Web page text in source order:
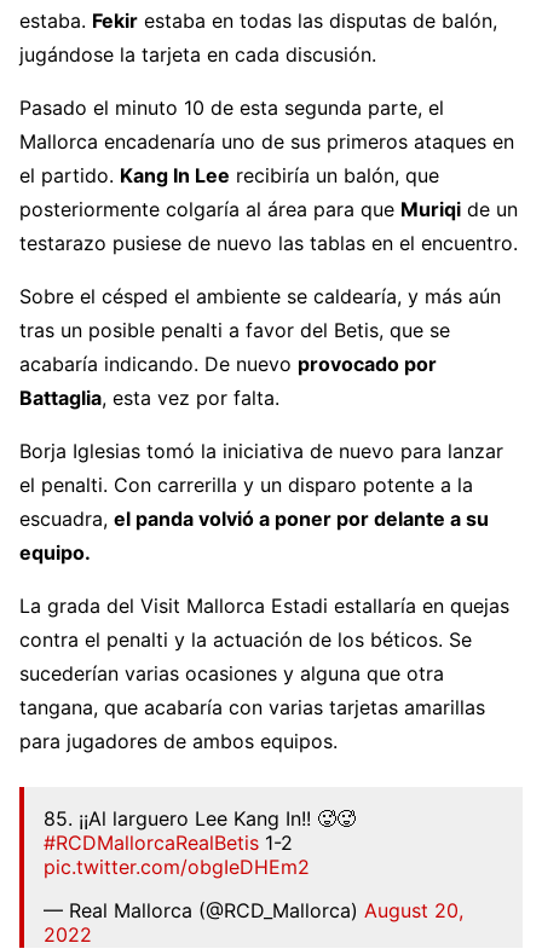
estaba. Fekir estaba en todas las disputas de balón,
jugándose la tarjeta en cada discusión.
Pasado el minuto 10 de esta segunda parte, el
Mallorca encadenaría uno de sus primeros ataques en
el partido. Kang In Lee recibiría un balón, que
posteriormente colgaría al área para que Muriqi de un
testarazo pusiese de nuevo las tablas en el encuentro.
Sobre el césped el ambiente se caldearía, y más aún
tras un posible penalti a favor del Betis, que se
acabaría indicando. De nuevo provocado por
Battaglia, esta vez por falta.
Borja Iglesias tomó la iniciativa de nuevo para lanzar
el penalti. Con carrerilla y un disparo potente a la
escuadra, el panda volvió a poner por delante a su
equipo.
La grada del Visit Mallorca Estadi estallaría en quejas
contra el penalti y la actuación de los béticos. Se
sucederían varias ocasiones y alguna que otra
tangana, que acabaría con varias tarjetas amarillas
para jugadores de ambos equipos.
85. ¡¡Al larguero Lee Kang In!! 🥵🥵
#RCDMallorcaRealBetis 1-2
pic.twitter.com/obgIeDHEm2
— Real Mallorca (@RCD_Mallorca) August 20,
2022